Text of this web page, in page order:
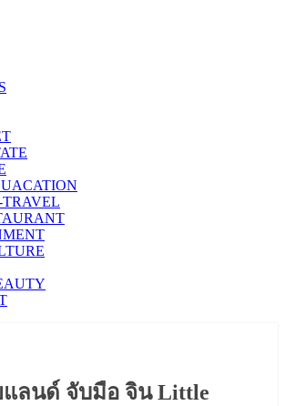
แลนด์ จับมือ จิน Little